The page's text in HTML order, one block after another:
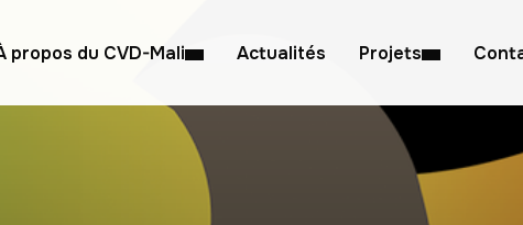
propos du CVD-Mali Actualités Projets